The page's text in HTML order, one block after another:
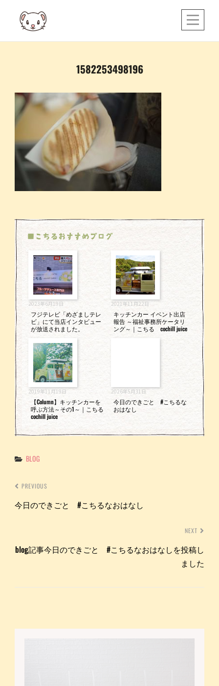
content
1582253498196
■こちるおすすめブログ
2023年6月19日
フジテレビ「めざましテレ
ビ」にて当店インタビュー
が放送されました。
2021年11月22日
キッチンカー イベント出店
報告 ～福祉事務所ケータリ
ング～｜こちる cochill juice
2019年11月19日
【Column】キッチンカーを
呼ぶ方法～その1～｜こちる
cochill juice
2026年5月31日
今日のできごと #こちるな
おはなし
Categories
BLOG
ナ
ビ
ゲ
ー
シ
ョ
ン
PREVIOUS
今日のできごと #こちるなおはなし
NEXT
blog記事今日のできごと #こちるなおはなしを投稿し
ました